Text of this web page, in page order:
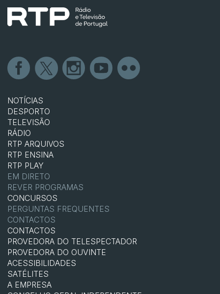
NOTÍCIAS
DESPORTO
TELEVISÃO
RÁDIO
RTP ARQUIVOS
RTP ENSINA
RTP PLAY
EM DIRETO
REVER PROGRAMAS
CONCURSOS
PERGUNTAS FREQUENTES
CONTACTOS
CONTACTOS
PROVEDORA DO TELESPECTADOR
PROVEDORA DO OUVINTE
ACESSIBILIDADES
SATÉLITES
A EMPRESA